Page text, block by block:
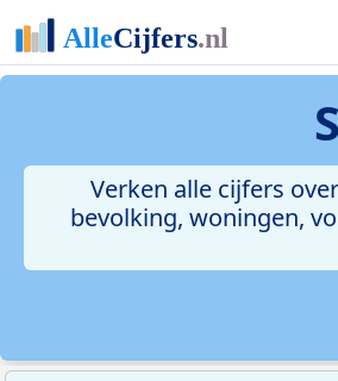
Verken alle cijfers
bevolking, woningen,